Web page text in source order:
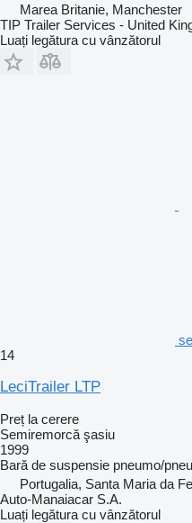
Marea Britanie, Manchester
TIP Trailer Services - United
Luați legătura cu vânzătorul
14
LeciTrailer LTP
Preț la cerere
Semiremorcă şasiu
1999
Bară de suspensie pneumo/
Portugalia, Santa Maria da
Auto-Manaiacar S.A.
Luați legătura cu vânzătorul